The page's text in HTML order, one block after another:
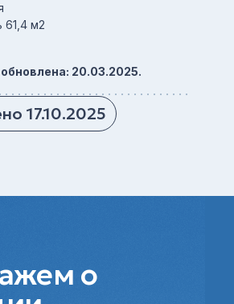
61,4 м2
20.03.2025.
17.10.2025
о